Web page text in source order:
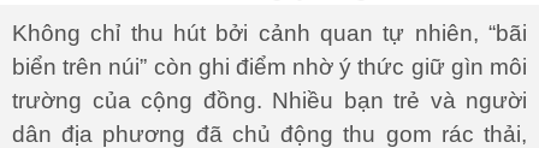
Không chỉ thu hút bởi cảnh quan tự nhiên, “bãi
biển trên núi” còn ghi điểm nhờ ý thức giữ gìn môi
trường của cộng đồng. Nhiều bạn trẻ và người
dân địa phương đã chủ động thu gom rác thải,